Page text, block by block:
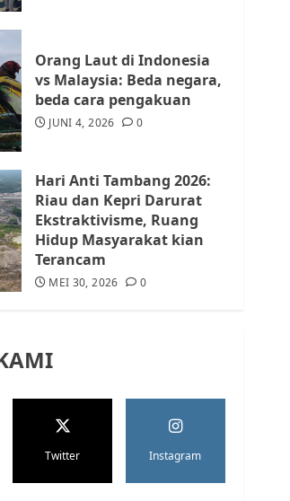
Tim Advokasi Desak BP
Batam Berhenti
Merampas Tanah Warga
Rempang
Orang Laut di Indonesia
vs Malaysia: Beda negara,
beda cara pengakuan
JUNI 4, 2026 0
Hari Anti Tambang 2026:
Riau dan Kepri Darurat
Ekstraktivisme, Ruang
Hidup Masyarakat kian
Terancam
MEI 30, 2026 0
Twitter Instagram